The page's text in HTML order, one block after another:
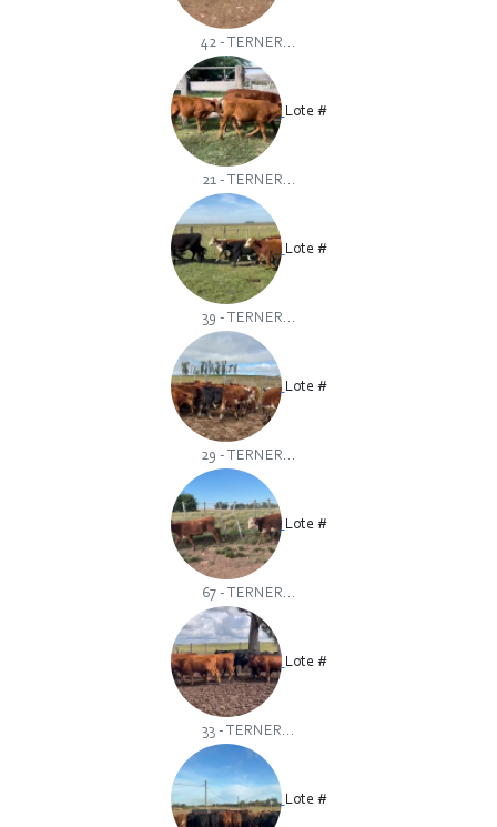
42 - TERNER...
Lote #
21 - TERNER...
Lote #
39 - TERNER...
Lote #
29 - TERNER...
Lote #
67 - TERNER...
Lote #
33 - TERNER...
Lote #